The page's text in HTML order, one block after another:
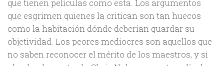
que tienen películas como esta. Los argumentos
que esgrimen quienes la critican son tan huecos
como la habitación dónde deberían guardar su
objetividad. Los peores mediocres son aquellos que
no saben reconocer el mérito de los maestros, y si